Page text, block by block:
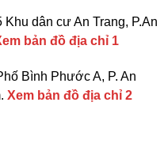
dân cư An Trang, P.An
bản đồ địa chỉ 1
Bình Phước A, P. An
Xem bản đồ địa chỉ 2